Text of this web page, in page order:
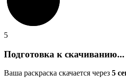
5
Подготовка к скачиванию...
Ваша раскраска скачается через 5